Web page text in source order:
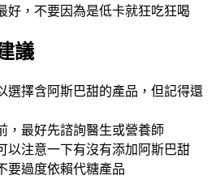
好，不要因為是低卡就狂吃狂喝
議
選擇含阿斯巴甜的產品，但記得還
，最好先諮詢醫生或營養師
以注意一下有沒有添加阿斯巴甜
要過度依賴代糖產品